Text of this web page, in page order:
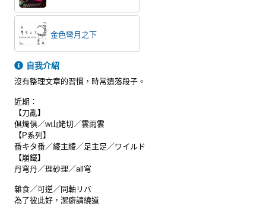
會員中心
註冊會員
登入
金色彎月之下
自我介紹
沒有整理文章的習慣，時常遺落段子。
近期：
【刀亂】
俱燭俱／w山姥切／雲雨雲
【P系列】
番キタ番／綾主綾／足主足／ワイルド
【崩鐵】
丹穹丹／理砂理／all穹
雜食／可逆／同軸リバ
為了彼此好，潔癖請繞道